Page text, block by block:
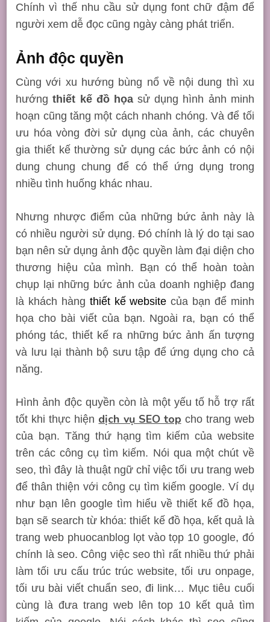
Chính vì thế nhu cầu sử dụng font chữ đậm để
người xem dễ đọc cũng ngày càng phát triển.
Ảnh độc quyền
Cùng với xu hướng bùng nổ về nội dung thì xu
hướngthiết kế đồ họasử dụng hình ảnh minh
hoạn cũng tăng một cách nhanh chóng. Và để tối
ưu hóa vòng đời sử dụng cùa ảnh, các chuyên
gia thiết kế thường sử dụng các bức ảnh có nội
dung chung chung để có thể ứng dụng trong
nhiều tình huống khác nhau.
Nhưng nhược điểm của những bức ảnh này là
có nhiều người sử dụng. Đó chính là lý do tại sao
bạn nên sử dụng ảnh độc quyền làm đại diện cho
thương hiệu của mình. Bạn có thể hoàn toàn
chụp lại những bức ảnh của doanh nghiệp đang
là khách hàng thiết kế website của bạn để minh
họa cho bài viết của bạn. Ngoài ra, bạn có thể
phóng tác, thiết kế ra những bức ảnh ấn tượng
và lưu lại thành bộ sưu tập để ứng dụng cho cả
năng.
Hình ảnh độc quyền còn là một yếu tố hỗ trợ rất
tốt khi thực hiện dịch vụ SEO top cho trang web
của bạn. Tăng thứ hạng tìm kiếm của website
trên các công cụ tìm kiếm. Nói qua một chút về
seo, thì đây là thuật ngữ chỉ việc tối ưu trang web
để thân thiện với công cụ tìm kiếm google. Ví dụ
như bạn lên google tìm hiểu về thiết kế đồ họa,
bạn sẽ search từ khóa: thiết kế đồ họa, kết quả là
trang web phuocanblog lọt vào tọp 10 google, đó
chính là seo. Công việc seo thì rất nhiều thứ phải
làm tối ưu cấu trúc trúc website, tối ưu onpage,
tối ưu bài viết chuẩn seo, đi link… Mục tiêu cuối
cùng là đưa trang web lên top 10 kết quả tìm